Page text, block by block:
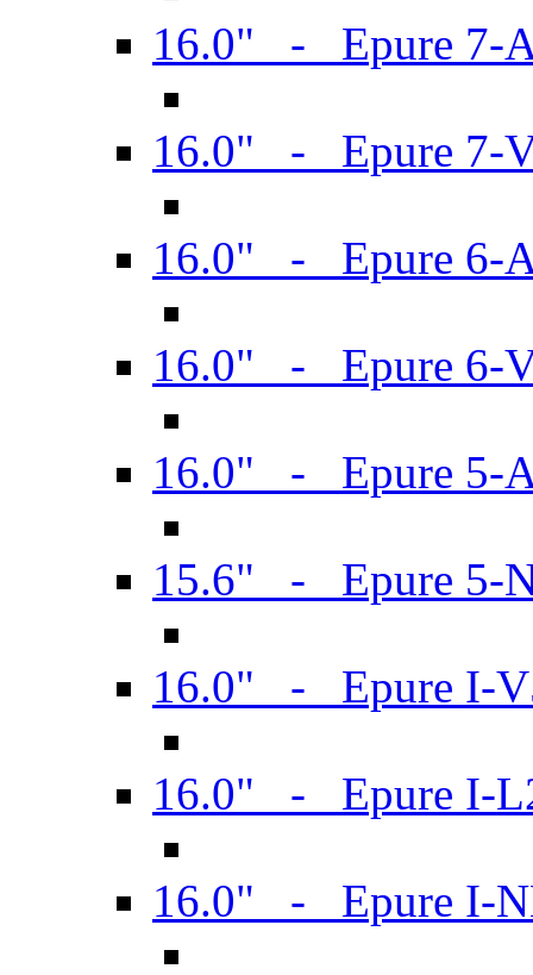
16.0" - Epure 7-
16.0" - Epure 7-
16.0" - Epure 6-
16.0" - Epure 6-
16.0" - Epure 5-
15.6" - Epure 5-
16.0" - Epure I-
16.0" - Epure I-
16.0" - Epure I-